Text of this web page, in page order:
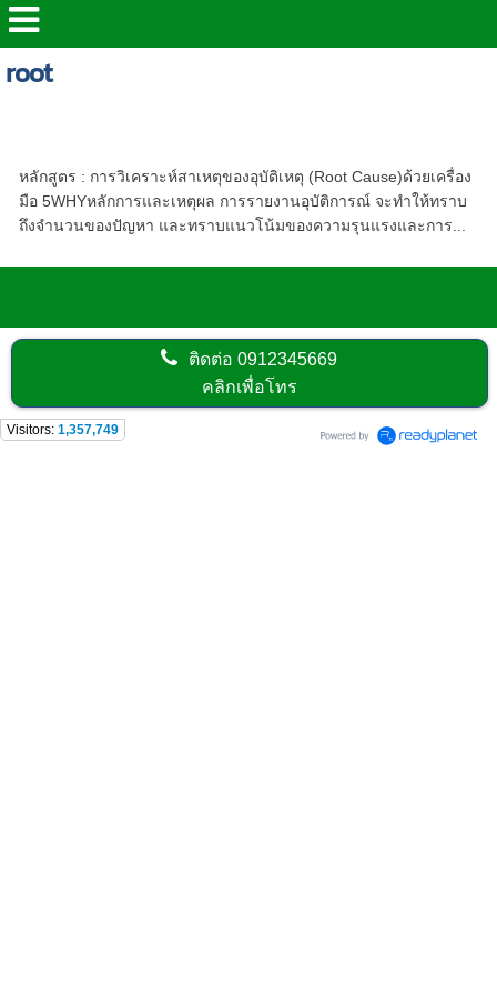
root
หลักสูตร : การวิเคราะห์สาเหตุของอุบัติเหตุ (Root Cause)ด้วยเครื่อง
มือ 5WHYหลักการและเหตุผล การรายงานอุบัติการณ์ จะทำให้ทราบ
ถึงจำนวนของปัญหา และทราบแนวโน้มของความรุนแรงและการ...
ติดต่อ0912345669
คลิกเพื่อโทร
Visitors: 1,357,749